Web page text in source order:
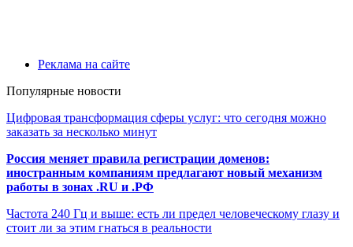
Реклама на сайте
Популярные новости
Цифровая трансформация сферы услуг: что сегодня можно
заказать за несколько минут
Россия меняет правила регистрации доменов:
иностранным компаниям предлагают новый механизм
работы в зонах .RU и .РФ
Частота 240 Гц и выше: есть ли предел человеческому глазу и
стоит ли за этим гнаться в реальности